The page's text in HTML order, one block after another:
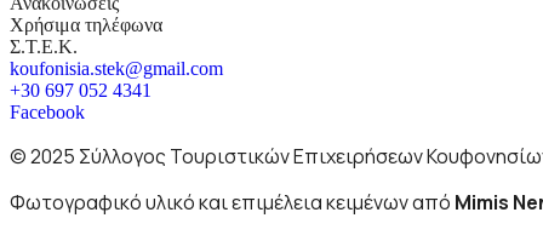
Χρήσιμα τηλέφωνα
Σ.Τ.Ε.Κ.
koufonisia.stek@gmail.com
+30 697 052 4341
Facebook
© 2025 Σύλλογος Τουριστικών Επιχειρήσεων
Φωτογραφικό υλικό και επιμέλεια κειμένων από Mimis